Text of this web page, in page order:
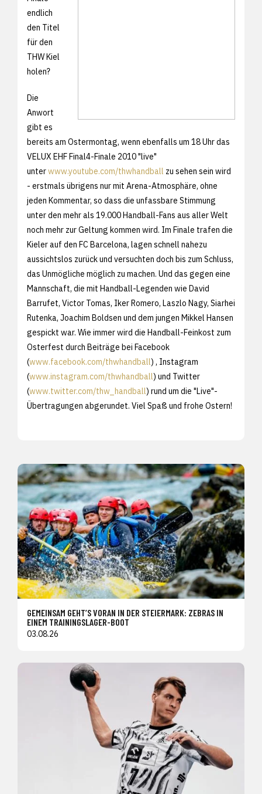
endlich
den Titel
für den
THW Kiel
holen?
Die
Anwort
gibt es
bereits am Ostermontag, wenn ebenfalls um 18 Uhr das
VELUX EHF Final4-Finale 2010 "live"
unterwww.youtube.com/thwhandball zu sehen sein wird
- erstmals übrigens nur mit Arena-Atmosphäre, ohne
jeden Kommentar, so dass die unfassbare Stimmung
unter den mehr als 19.000 Handball-Fans aus aller Welt
noch mehr zur Geltung kommen wird. Im Finale trafen die
Kieler auf den FC Barcelona, lagen schnell nahezu
aussichtslos zurück und versuchten doch bis zum Schluss,
das Unmögliche möglich zu machen. Und das gegen eine
Mannschaft, die mit Handball-Legenden wie David
Barrufet, Victor Tomas, Iker Romero, Laszlo Nagy, Siarhei
Rutenka, Joachim Boldsen und dem jungen Mikkel Hansen
gespickt war. Wie immer wird die Handball-Feinkost zum
Osterfest durch Beiträge bei Facebook
(www.facebook.com/thwhandball) , Instagram
(www.instagram.com/thwhandball) und Twitter
(www.twitter.com/thw_handball) rund um die "Live"-
Übertragungen abgerundet. Viel Spaß und frohe Ostern!
GEMEINSAM GEHT’S VORAN IN DER STEIERMARK: ZEBRAS IN
EINEM TRAININGSLAGER-BOOT
03.08.26